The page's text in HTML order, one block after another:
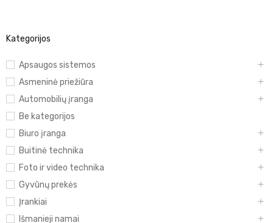
Kategorijos
Apsaugos sistemos
Asmeninė priežiūra
Automobilių įranga
Be kategorijos
Biuro įranga
Buitinė technika
Foto ir video technika
Gyvūnų prekės
Įrankiai
Išmanieji namai